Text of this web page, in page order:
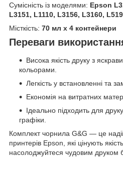
Сумісність із моделями: Epson
L3151, L1110, L3156, L3160,
Місткість: 70 мл x 4 контейнери
Переваги
Висока якість друку з
кольорами.
Легкість у встановленні та
Економія на витратних
Ідеально підходить для
графіки.
Комплект чорнила G&G — це
принтерів Epson, які цінують
насолоджуйтеся чудовим друком